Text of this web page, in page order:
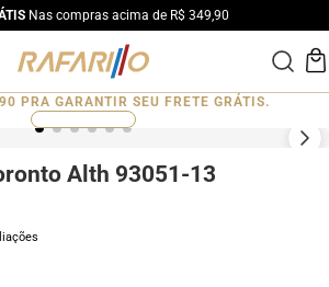
Nas compras acima de R$ 349,90
PRA GARANTIR SEU FRETE GRÁTIS.
0
Alth 93051-13